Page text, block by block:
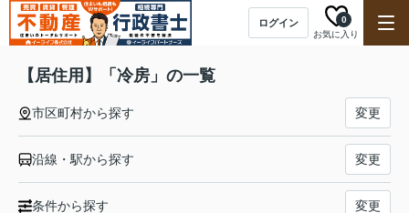
ログイン
お気に入り
0
【居住用】「冷房」の一覧
市区町村から探す 変更
沿線・駅から探す 変更
条件から探す 変更